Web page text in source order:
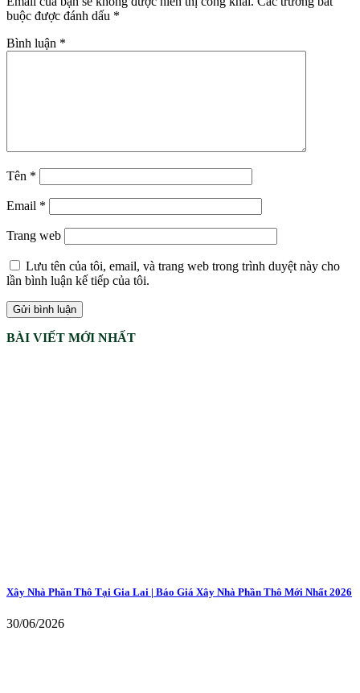
buộc được đánh dấu *
Bình luận *
Tên *
Email *
Trang web
Lưu tên của tôi, email, và trang web trong trình duyệt này cho
lần bình luận kế tiếp của tôi.
BÀI VIẾT MỚI NHẤT
Xây Nhà Phần Thô Tại Gia Lai | Báo Giá Xây Nhà Phần Thô Mới Nhất 2026
30/06/2026